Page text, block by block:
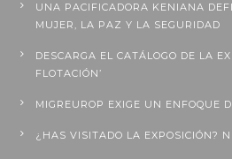
UNA PACIFICADORA KENIANA
MUJER, LA PAZ Y LA SEGURIDAD
DESCARGA EL CATÁLOGO DE LA
FLOTACIÓN’
MIGREUROP EXIGE UN ENFOQUE
¿HAS VISITADO LA EXPOSICIÓN?